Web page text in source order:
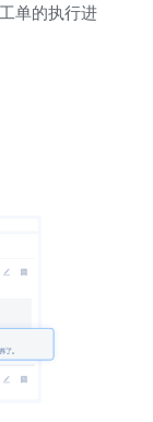
单的执行进